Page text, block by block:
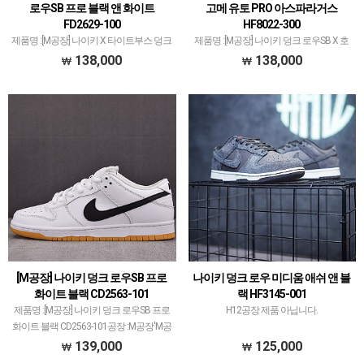
로우SB 프로 블랙 앤 화이트
FD2629-100
제품명 :[M공장] 나이키 X 타이트부스 덩크
로우SB 프로 블랙 앤 화이트 FD2629-100
138,000
고메 유토 PRO 아스파라거스
HF8022-300
제품명 :[M공장] 나이키 덩크 로우SB X 호
리고메 유토 PRO 아스파라거스 HF8022-
생산했습니다.덩크 로우 모델이 메인이지
138,000
[M공장] 나이키 덩크 로우SB 프로
화이트 블랙 CD2563-101
제품명 :[M공장] 나이키 덩크 로우SB 프로
화이트 블랙 CD2563-101공장 :M공장'M공
장'은 나이키 덩크 로우 35주년 기념으로
139,000
나이키 덩크 로우 미디움 애쉬 앤 블
랙 HF3145-001
H12공장 제품 아닙니다.
125,000